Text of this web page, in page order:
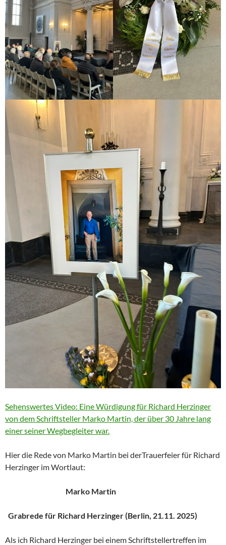
Sehenswertes Video: Eine Würdigung für Richard Herzinger
von dem Schriftsteller Marko Martin, der über 30 Jahre lang
einer seiner Wegbegleiter war.
Hier die Rede von Marko Martin bei derTrauerfeier für Richard
Herzinger im Wortlaut:
Marko Martin
Grabrede für Richard Herzinger (Berlin, 21.11. 2025)
Als ich Richard Herzinger bei einem Schriftstellertreffen im